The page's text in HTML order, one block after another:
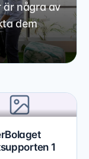
är några av
dem
1